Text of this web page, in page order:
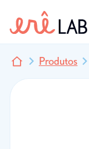
Produtos